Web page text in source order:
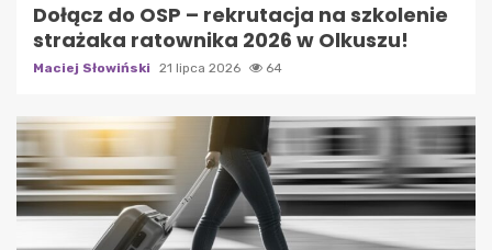
Dołącz do OSP – rekrutacja na szkolenie
strażaka ratownika 2026 w Olkuszu!
Maciej Słowiński 21 lipca 2026 64